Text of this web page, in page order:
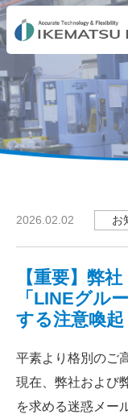
2026.02.02 お
【重要】弊
「LINEグル
する注意喚起
平素より格別のご
現在、弊社および
を求める迷惑メー